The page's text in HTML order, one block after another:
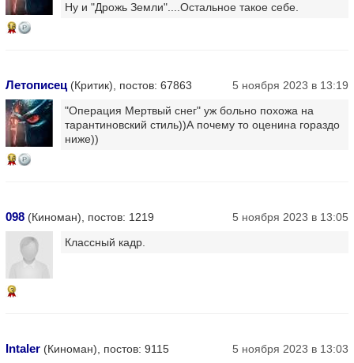
16
Ну и "Дрожь Земли"....Остальное такое себе.
Летописец (Критик), постов: 67863 5 ноября 2023 в 13:19
16
"Операция Мертвый снег" уж больно похожа на
тарантиновский стиль))А почему то оценина гораздо
ниже))
098 (Киноман), постов: 1219 5 ноября 2023 в 13:05
3
Классный кадр.
Intaler (Киноман), постов: 9115 5 ноября 2023 в 13:03